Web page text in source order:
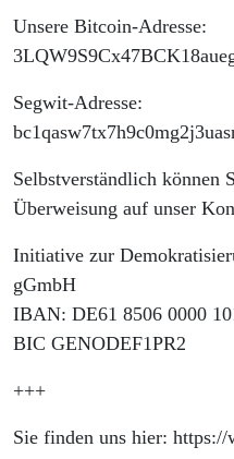
Unsere Bitcoin-Adresse:
Segwit-Adresse:
Selbstverständlich können
Überweisung auf unser
Initiative zur
gGmbH
IBAN: DE61 8506 0000
BIC GENODEF1PR2
+++
Sie finden uns hier: